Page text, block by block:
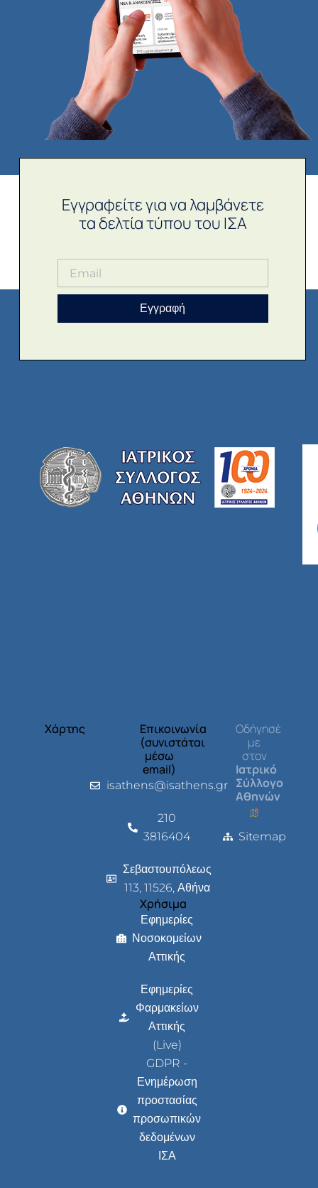
Εγγραφείτε για να λαμβάνετε
τα δελτία τύπου του ΙΣΑ
Εγγραφή
Χάρτης
Επικοινωνία
(συνιστάται
μέσω
email)
isathens@isathens.gr
210
3816404
Σεβαστουπόλεως
113, 11526, Αθήνα
Χρήσιμα
Εφημερίες
Νοσοκομείων
Αττικής
Εφημερίες
Φαρμακείων
Αττικής
(Live)
GDPR -
Ενημέρωση
προστασίας
προσωπικών
δεδομένων
ΙΣΑ
Οδήγησέ
με
στον
Ιατρικό
Σύλλογο
Αθηνών
Sitemap